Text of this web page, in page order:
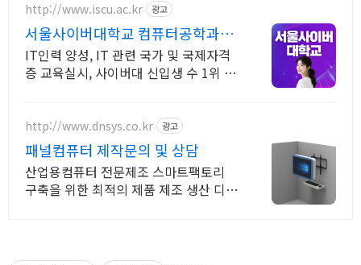
http://www.iscu.ac.kr 광고
서울사이버대학교 컴퓨터공학과
2026 가을학기 신편입생
IT인력 양성, IT 관련 국가 및 국제자격
증 교육실시, 사이버대 신입생 수 1위 장
http://www.dnsys.co.kr 광고
패널컴퓨터 제작문의 및 상담
산업용컴퓨터 전문제조 스마트팩토리
구축을 위한 최적의 제품 제조 생산 디앤